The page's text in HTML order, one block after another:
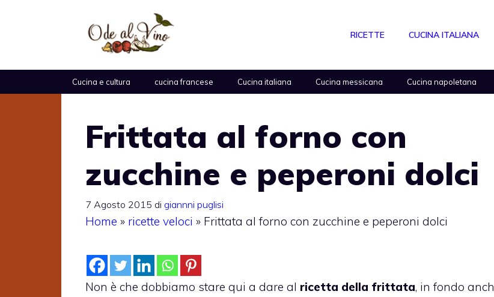
RICETTE CUCINA ITALIANA
Cucina e cultura cucina francese Cucina italiana Cucina messicana Cucina napoletana
Frittata al forno con
zucchine e peperoni dolci
7 Agosto 2015 di giannni puglisi
Home » ricette veloci » Frittata al forno con zucchine e peperoni dolci
Non è che dobbiamo stare qui a dare al ricetta della frittata, in fondo